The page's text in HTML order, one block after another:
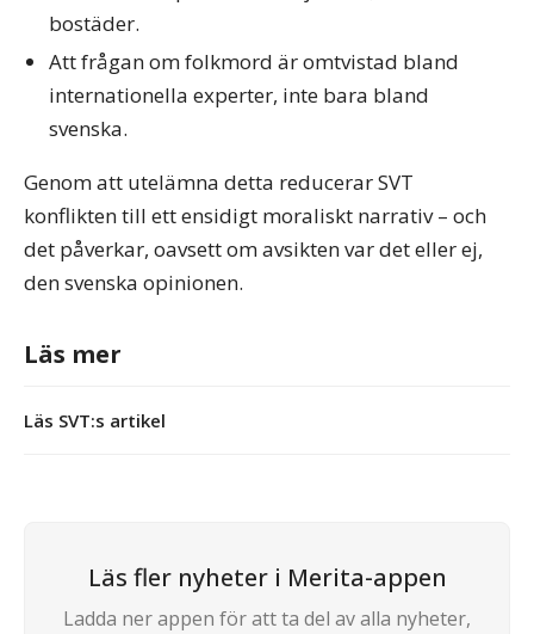
bostäder.
Att frågan om folkmord är omtvistad bland
internationella experter, inte bara bland
svenska.
Genom att utelämna detta reducerar SVT
konflikten till ett ensidigt moraliskt narrativ – och
det påverkar, oavsett om avsikten var det eller ej,
den svenska opinionen.
Läs mer
Läs SVT:s artikel
Läs fler nyheter i Merita-appen
Ladda ner appen för att ta del av alla nyheter,